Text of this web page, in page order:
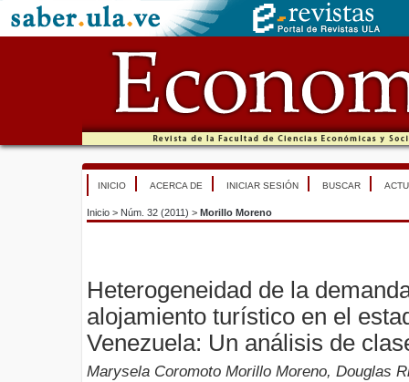
INICIO ACERCA DE INICIAR SESIÓN BUSCAR
Inicio > Núm. 32 (2011) > Morillo Moreno
Heterogeneidad de la
alojamiento turístico en el
Venezuela: Un análisis de
Marysela Coromoto Morillo Moreno, Douglas